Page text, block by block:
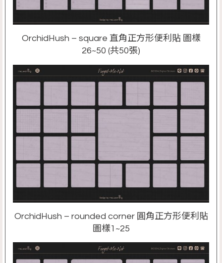
OrchidHush – square 直角正方形便利貼 圖樣
26~50 (共50張)
OrchidHush – rounded corner 圓角正方形便利貼
圖樣1~25